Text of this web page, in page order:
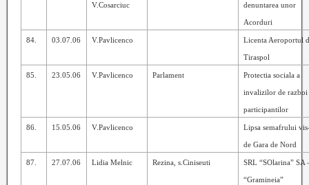
V.Cosarciuc denuntarea unor
Acorduri
84. 03.07.06 V.Pavlicenco Licenta Aeroportul
Tiraspol
85. 23.05.06 V.Pavlicenco Parlament Protectia sociala a
invalizilor de razboi
participantilor
86. 15.05.06 V.Pavlicenco Lipsa semafrului
de Gara de Nord
87. 27.07.06 Lidia Melnic Rezina, s.Ciniseuti SRL “SOlarina” SA
“Gramineia”